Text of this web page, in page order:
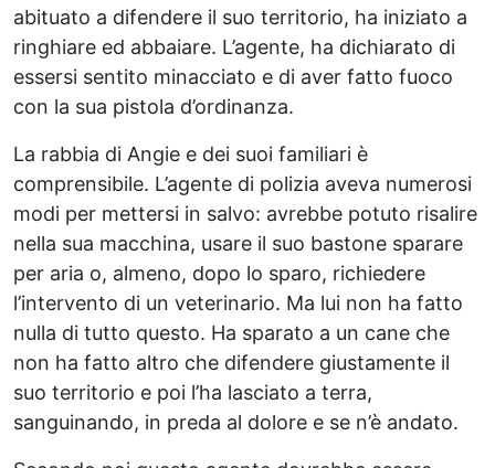
abituato a difendere il suo territorio, ha iniziato a
ringhiare ed abbaiare. L’agente, ha dichiarato di
essersi sentito minacciato e di aver fatto fuoco
con la sua pistola d’ordinanza.
La rabbia di Angie e dei suoi familiari è
comprensibile. L’agente di polizia aveva numerosi
modi per mettersi in salvo: avrebbe potuto risalire
nella sua macchina, usare il suo bastone sparare
per aria o, almeno, dopo lo sparo, richiedere
l’intervento di un veterinario. Ma lui non ha fatto
nulla di tutto questo. Ha sparato a un cane che
non ha fatto altro che difendere giustamente il
suo territorio e poi l’ha lasciato a terra,
sanguinando, in preda al dolore e se n’è andato.